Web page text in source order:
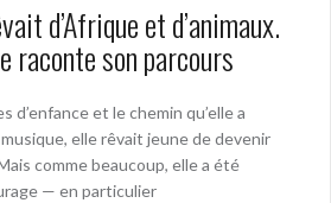
d’Afrique et d’animaux.
raconte son parcours
d’enfance et le chemin qu’elle a
elle rêvait jeune de devenir
comme beaucoup, elle a été
— en particulier